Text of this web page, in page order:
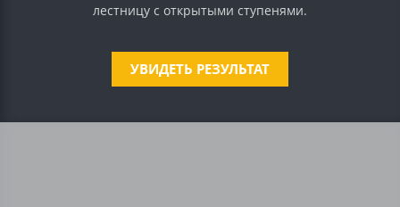
лестницу с открытыми ступенями.
УВИДЕТЬ РЕЗУЛЬТАТ